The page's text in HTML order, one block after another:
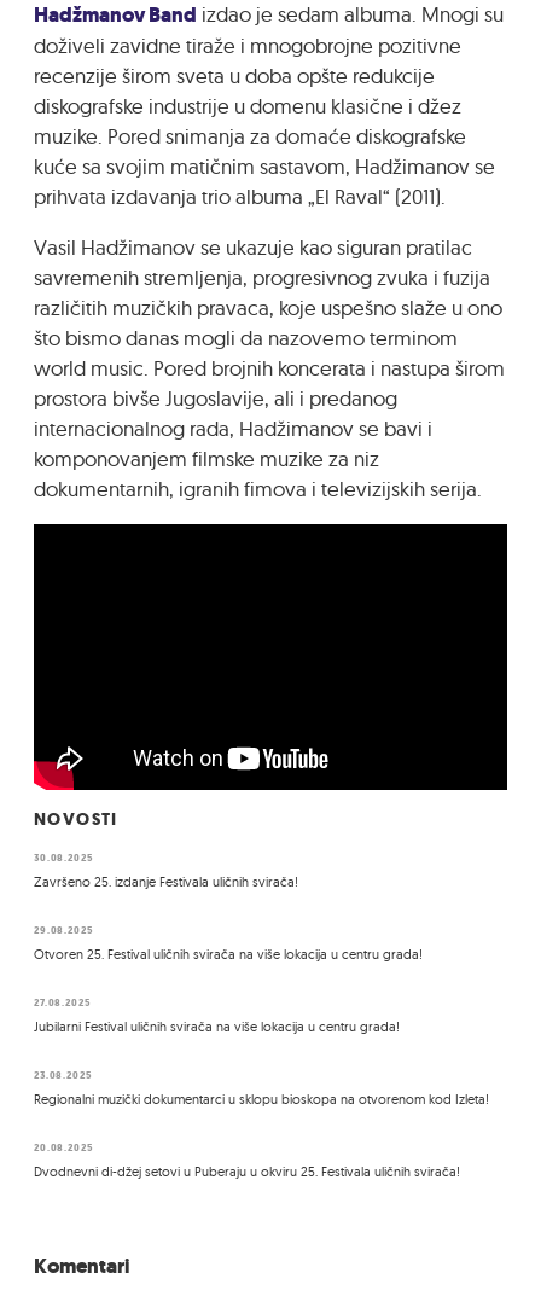
Hadžmanov Band izdao je sedam albuma. Mnogi su
doživeli zavidne tiraže i mnogobrojne pozitivne
recenzije širom sveta u doba opšte redukcije
diskografske industrije u domenu klasične i džez
muzike. Pored snimanja za domaće diskografske
kuće sa svojim matičnim sastavom, Hadžimanov se
prihvata izdavanja trio albuma „El Raval“ (2011).
Vasil Hadžimanov se ukazuje kao siguran pratilac
savremenih stremljenja, progresivnog zvuka i fuzija
različitih muzičkih pravaca, koje uspešno slaže u ono
što bismo danas mogli da nazovemo terminom
world music. Pored brojnih koncerata i nastupa širom
prostora bivše Jugoslavije, ali i predanog
internacionalnog rada, Hadžimanov se bavi i
komponovanjem filmske muzike za niz
dokumentarnih, igranih fimova i televizijskih serija.
NOVOSTI
30.08.2025
Završeno 25. izdanje Festivala uličnih svirača!
29.08.2025
Otvoren 25. Festival uličnih svirača na više lokacija u centru grada!
27.08.2025
Jubilarni Festival uličnih svirača na više lokacija u centru grada!
23.08.2025
Regionalni muzički dokumentarci u sklopu bioskopa na otvorenom kod Izleta!
20.08.2025
Dvodnevni di-džej setovi u Puberaju u okviru 25. Festivala uličnih svirača!
Komentari